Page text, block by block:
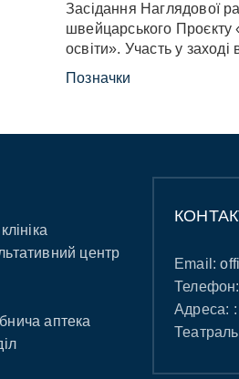
Засідання Наглядової
швейцарського Проєкту
освіти». Участь у заході
Позначки
центр
аптека
Email:
Телефон:
Адреса: :